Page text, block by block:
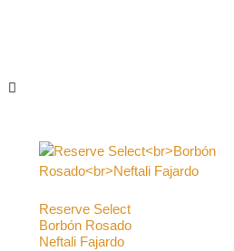
Reserve Select
Borbón Rosado
Neftali Fajardo